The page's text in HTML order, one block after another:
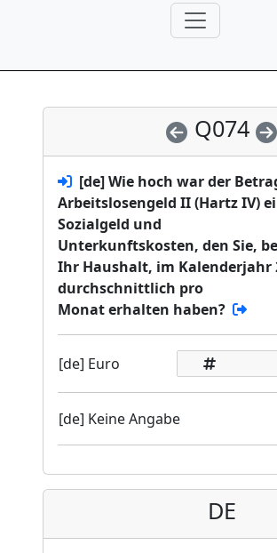
Q074
[de] Wie hoch war der
Arbeitslosengeld II (Hartz IV)
Sozialgeld und
Unterkunftskosten, den Sie,
Ihr Haushalt, im Kalenderjahr
durchschnittlich pro
Monat erhalten haben?
[de] Euro
[de] Keine Angabe
DE